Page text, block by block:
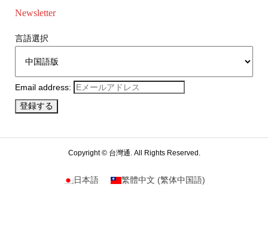
Newsletter
言語選択
Email address:
Copyright ©台灣通. All Rights Reserved.
日本語 繁體中文 (繁体中国語)